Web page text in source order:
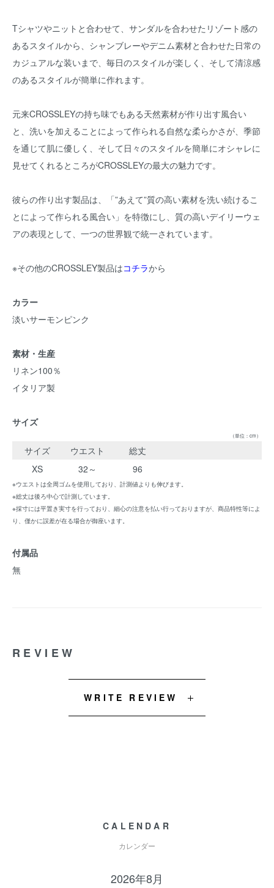
Tシャツやニットと合わせて、サンダルを合わせたリゾート感の
あるスタイルから、シャンブレーやデニム素材と合わせた日常の
カジュアルな装いまで、毎日のスタイルが楽しく、そして清涼感
のあるスタイルが簡単に作れます。
元来CROSSLEYの持ち味でもある天然素材が作り出す風合い
と、洗いを加えることによって作られる自然な柔らかさが、季節
を通じて肌に優しく、そして日々のスタイルを簡単にオシャレに
見せてくれるところがCROSSLEYの最大の魅力です。
彼らの作り出す製品は、「”あえて”質の高い素材を洗い続けるこ
とによって作られる風合い」を特徴にし、質の高いデイリーウェ
アの表現として、一つの世界観で統一されています。
※その他のCROSSLEY製品はコチラから
カラー
淡いサーモンピンク
素材・生産
リネン100％
イタリア製
サイズ
（単位：cm）
サイズ ウエスト
総丈
XS
32～ 96
※ウエストは全周ゴムを使用しており、計測値よりも伸びます。
※総丈は後ろ中心で計測しています。
※採寸には平置き実寸を行っており、細心の注意を払い行っておりますが、商品特性等によ
り、僅かに誤差が在る場合が御座います。
付属品
無
REVIEW
WRITE REVIEW
CALENDAR
カレンダー
2026年8月